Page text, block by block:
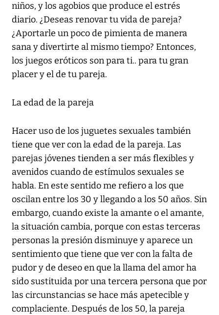
niños, y los agobios que produce el estrés
diario. ¿Deseas renovar tu vida de pareja?
¿Aportarle un poco de pimienta de manera
sana y divertirte al mismo tiempo? Entonces,
los juegos eróticos son para ti.. para tu gran
placer y el de tu pareja.
La edad de la pareja
Hacer uso de los juguetes sexuales también
tiene que ver con la edad de la pareja. Las
parejas jóvenes tienden a ser más flexibles y
avenidos cuando de estímulos sexuales se
habla. En este sentido me refiero a los que
oscilan entre los 30 y llegando a los 50 años. Sin
embargo, cuando existe la amante o el amante,
la situación cambia, porque con estas terceras
personas la presión disminuye y aparece un
sentimiento que tiene que ver con la falta de
pudor y de deseo en que la llama del amor ha
sido sustituida por una tercera persona que por
las circunstancias se hace más apetecible y
complaciente. Después de los 50, la pareja